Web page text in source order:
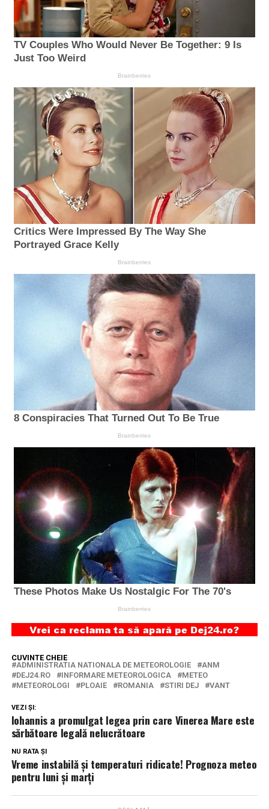
CUVINTE CHEIE
ADMINISTRATIA NATIONALA DE METEOROLOGIE
ANM
DEJ24.RO
INFORMARE METEOROLOGICA
METEO
METEOROLOGI
PLOAIE ROMANIA STIRI DEJ VANT
VEZI ȘI:
Iohannis a promulgat legea prin care Vinerea Mare este
sărbătoare legală nelucrătoare
NU RATA ȘI
Vreme instabilă și temperaturi ridicate! Prognoza meteo
pentru luni și marți